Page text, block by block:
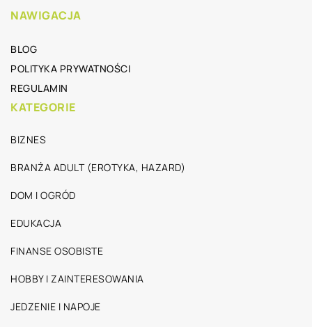
NAWIGACJA
BLOG
POLITYKA PRYWATNOŚCI
REGULAMIN
KATEGORIE
BIZNES
BRANŻA ADULT (EROTYKA, HAZARD)
DOM I OGRÓD
EDUKACJA
FINANSE OSOBISTE
HOBBY I ZAINTERESOWANIA
JEDZENIE I NAPOJE